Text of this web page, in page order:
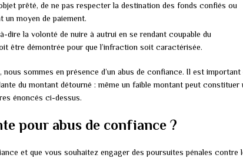
prêté, de ne pas respecter la destination des fonds confiés ou
un moyen de paiement.
dire la volonté de nuire à autrui en se rendant coupable du
être démontrée pour que l’infraction soit caractérisée.
sommes en présence d’un abus de confiance. Il est important
du montant détourné : même un faible montant peut constituer
énoncés ci-dessus.
pour abus de confiance ?
et que vous souhaitez engager des poursuites pénales contre